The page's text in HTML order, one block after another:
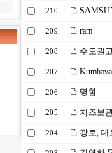
210
209 ram
208 수도권
207 Kumbaya
206 명함
205 치즈보
204 광로, 대